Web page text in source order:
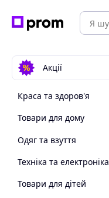
Акції
Краса та здоров'я
Товари для дому
Одяг та взуття
Техніка та електроніка
Товари для дітей